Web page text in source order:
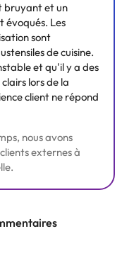
bruyant et un
évoqués. Les
sont
de cuisine.
et qu'il y a des
lors de la
client ne répond
nous avons
externes à